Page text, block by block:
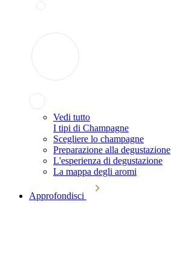
Vedi tutto
I tipi di Champagne
Scegliere lo champagne
Preparazione alla degustazione
L'esperienza di degustazione
La mappa degli aromi
Approfondisci